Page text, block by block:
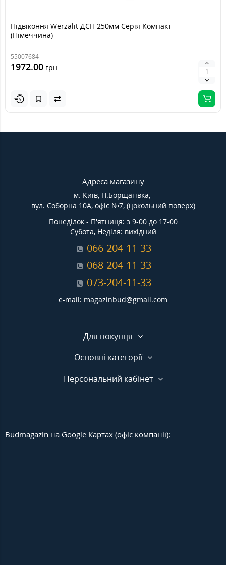
Підвіконня Werzalit ДСП 250мм Серія Компакт
(Німеччина)
55007684
1972.00 грн
Адреса магазину
м. Київ, П.Борщагівка,
вул. Соборна 10А, офіс №7, (цокольний поверх)
Понеділок - П'ятниця: з 9-00 до 17-00
Субота, Неділя: вихідний
066-204-11-33
068-204-11-33
073-204-11-33
e-mail: magazinbud@gmail.com
Для покупця
Основні категорії
Персональний кабінет
Budmagazin на Google Картах (офіс компанії):